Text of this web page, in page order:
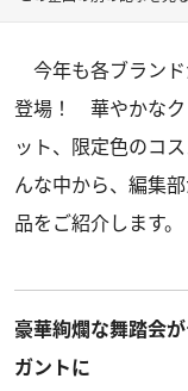
今年も各ブランド
登場！ 華やかなク
ット、限定色のコ
んな中から、編集
品をご紹介します。
豪華絢爛な舞踏会
ガントに